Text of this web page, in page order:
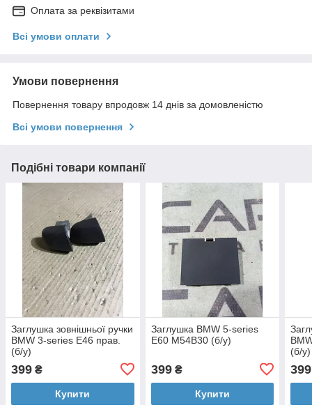
Оплата за реквізитами
Всі умови оплати
Умови повернення
Повернення товару впродовж 14 днів за домовленістю
Всі умови повернення
Подібні товари компанії
Заглушка зовнішньої ручки
BMW 3-series E46 прав.
(б/у)
399 ₴
Купити
Заглушка BMW 5-series
E60 M54B30 (б/у)
399₴
Купити
(б/у)
399